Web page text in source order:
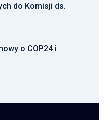
do Komisji ds.
o COP24 i